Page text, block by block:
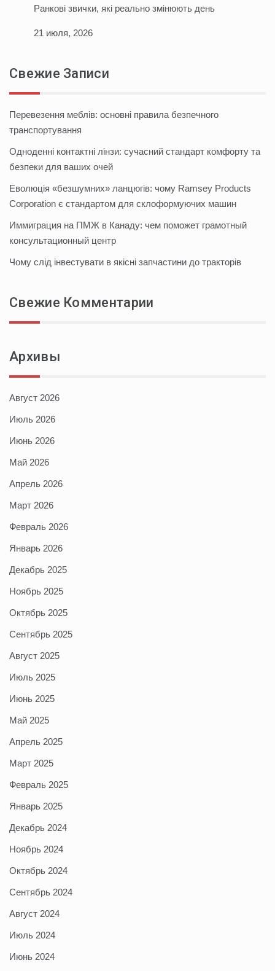
Ранкові звички, які реально змінюють день
21 июля, 2026
Свежие Записи
Перевезення меблів: основні правила безпечного
транспортування
Одноденні контактні лінзи: сучасний стандарт комфорту та
безпеки для ваших очей
Еволюція «безшумних» ланцюгів: чому Ramsey Products
Corporation є стандартом для склоформуючих машин
Иммиграция на ПМЖ в Канаду: чем поможет грамотный
консультационный центр
Чому слід інвестувати в якісні запчастини до тракторів
Свежие Комментарии
Архивы
Август 2026
Июль 2026
Июнь 2026
Май 2026
Апрель 2026
Март 2026
Февраль 2026
Январь 2026
Декабрь 2025
Ноябрь 2025
Октябрь 2025
Сентябрь 2025
Август 2025
Июль 2025
Июнь 2025
Май 2025
Апрель 2025
Март 2025
Февраль 2025
Январь 2025
Декабрь 2024
Ноябрь 2024
Октябрь 2024
Сентябрь 2024
Август 2024
Июль 2024
Июнь 2024